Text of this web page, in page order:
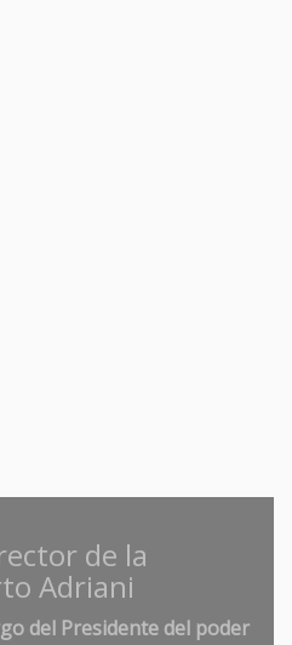
de la
Adriani
del Presidente del poder